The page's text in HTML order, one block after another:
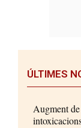
ÚLTIMES
Augment